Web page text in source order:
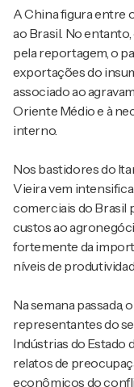
A China figura entre
ao Brasil. No
pela reportagem, o
exportações do
associado ao
Oriente Médio e à
interno.
Nos bastidores do
Vieira vem
comerciais do Brasil
custos ao
fortemente da
níveis de
Na semana
representantes do
Indústrias do Estado
relatos de
econômicos do